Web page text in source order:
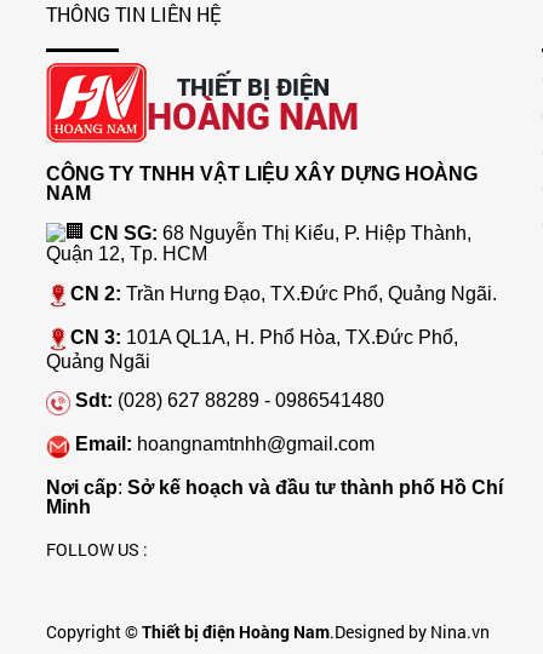
THÔNG TIN LIÊN HỆ
THIẾT BỊ ĐIỆN
HOÀNG NAM
CÔNG TY TNHH VẬT LIỆU XÂY DỰNG HOÀNG
NAM
CN SG: 68 Nguyễn Thị Kiểu, P. Hiệp Thành,
Quận 12, Tp. HCM
CN 2: Trần Hưng Đạo, TX.Đức Phổ, Quảng Ngãi.
CN 3: 101A QL1A, H. Phổ Hòa, TX.Đức Phổ,
Quảng Ngãi
Sdt: (028) 627 88289 - 0986541480
Email: hoangnamtnhh@gmail.com
Nơi cấp: Sở kế hoạch và đầu tư thành phố Hồ Chí
Minh
FOLLOW US :
Copyright ©Thiết bị điện Hoàng Nam.Designed by Nina.vn